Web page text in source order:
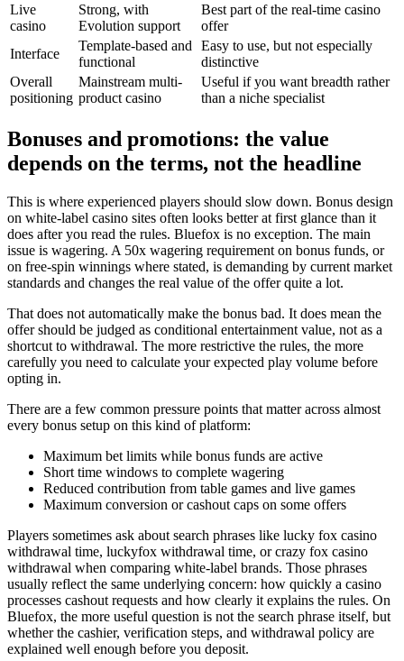
Live
casino
Strong, with
Evolution support
Best part of the real-time casino
offer
Interface
Template-based and
functional
Easy to use, but not especially
distinctive
Overall
positioning
Mainstream multi-
product casino
Useful if you want breadth rather
than a niche specialist
Bonuses and promotions: the value
depends on the terms, not the headline
This is where experienced players should slow down. Bonus design
on white-label casino sites often looks better at first glance than it
does after you read the rules. Bluefox is no exception. The main
issue is wagering. A 50x wagering requirement on bonus funds, or
on free-spin winnings where stated, is demanding by current market
standards and changes the real value of the offer quite a lot.
That does not automatically make the bonus bad. It does mean the
offer should be judged as conditional entertainment value, not as a
shortcut to withdrawal. The more restrictive the rules, the more
carefully you need to calculate your expected play volume before
opting in.
There are a few common pressure points that matter across almost
every bonus setup on this kind of platform:
Maximum bet limits while bonus funds are active
Short time windows to complete wagering
Reduced contribution from table games and live games
Maximum conversion or cashout caps on some offers
Players sometimes ask about search phrases like lucky fox casino
withdrawal time, luckyfox withdrawal time, or crazy fox casino
withdrawal when comparing white-label brands. Those phrases
usually reflect the same underlying concern: how quickly a casino
processes cashout requests and how clearly it explains the rules. On
Bluefox, the more useful question is not the search phrase itself, but
whether the cashier, verification steps, and withdrawal policy are
explained well enough before you deposit.